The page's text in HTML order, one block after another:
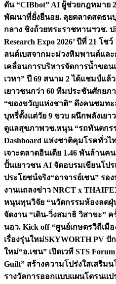
ดัน “CIBbot” AI ผู้ช่วยกฎหมาย
พัฒนาที่ยั่งยืนอย. ลุยตลาดสดธน
กลาง ชิงถ้วยพระราชทานฯวช. ป
Research Expo 2026’ ปีที่ 21 โ
ลนต์เบสจากมะม่วงหิมพานต์และ
เคลื่อนการบริหารจัดการน้ำขอ
เวหา” ปี 69 สนาม 2 ได้แชมป์แ
เยาวชนกว่า 60 ทีมประชันศักยภ
“ของขวัญแห่งชาติ” ดึงคนชมทะ
บุหรี่ตั้งแต่วัย 9 ขวบ ผนึกพลังเยา
ดูแลสุขภาพวช.หนุน “รถทันตกร
Dashboard แห่งชาติคุมโรคทั่วไ
เจาะตลาดอินเดีย 1.46 พันล้านคน
ปั้นเยาวชน AI จัดอบรมเขียนโ
ประโยชน์จริง“อาจารย์เชน” ร
งานแถลงข่าว NRCT x
หนุนทุนวิจัย “นวัตกรรมห้องลดฝุ่
จัดงาน “เดิน-วิ่งสมาธิ วิสาขะ”
นอว. Kick off “ศูนย์เกษตรวิถีเมื
เรื่องรุ่นใหม่SKYWORTH PV ปั
ใหม่“อ.เชน” เปิดเวที STS
Guilt” สร้างความโปร่งใสเสริมน
รางวัลการออกแบบแผนโดรนแป